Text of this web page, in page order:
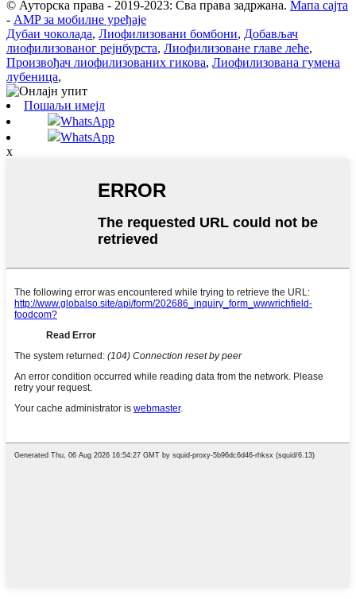
© Ауторска права - 2019-2023: Сва права задржана. Мапа сајта
- AMP за мобилне уређаје
Дубаи чоколада, Лиофилизовани бомбони, Добављач
лиофилизованог рејнбурста, Лиофилизоване главе леће,
Произвођач лиофилизованих гикова, Лиофилизована гумена
лубеница,
Пошаљи имејл
WhatsApp
WhatsApp
x